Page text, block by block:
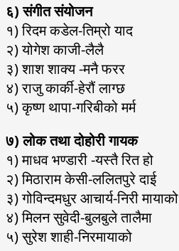
६) संगीत संयोजन
१) रिदम कडेल-तिम्रो याद
२) योगेश काजी-लैलै
३) शाश शाक्य -मनै फरर
४) राजु कार्की-हेरौं लाग्छ
५) कृष्ण थापा-गरिबीको मर्म
७) लोक तथा दोहोरी गायक
१) माधव भण्डारी -यस्तै रित हो
२) मिठाराम केसी-ललितपुरे दाई
३) गोविन्दमधुर आचार्य-निरी मायाको
४) मिलन सुवेदी-बुलबुले तालैमा
५) सुरेश शाही-निरमायाको